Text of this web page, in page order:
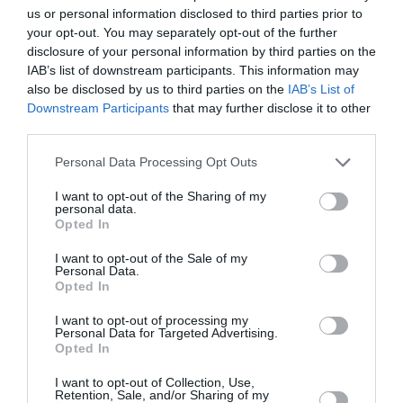
us or personal information disclosed to third parties prior to
your opt-out. You may separately opt-out of the further
disclosure of your personal information by third parties on the
IAB’s list of downstream participants. This information may
also be disclosed by us to third parties on the IAB’s List of
Downstream Participants that may further disclose it to other
Personal Data Processing Opt Outs
I want to opt-out of the Sharing of my
personal data.
Opted In
I want to opt-out of the Sale of my
Personal Data.
Opted In
I want to opt-out of processing my
Personal Data for Targeted Advertising.
Opted In
I want to opt-out of Collection, Use,
Retention, Sale, and/or Sharing of my
Newsletter
Κάθε βδομάδα στο e-mail σας τα τελευταία νέα για
την Τέχνη και τον Πολιτισμό!
Ακολουθήστε το Culturenow.gr